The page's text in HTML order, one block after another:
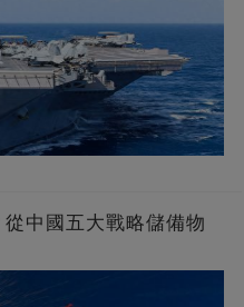
中國五大戰略儲備物